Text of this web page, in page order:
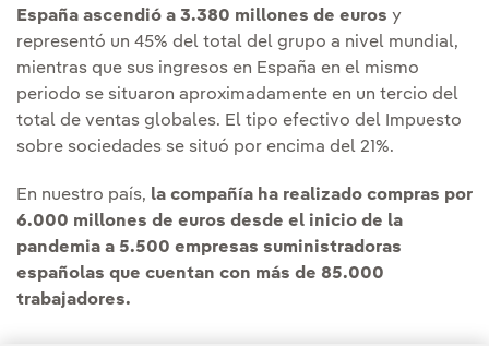
España ascendió a 3.380 millones de euros y
representó un 45% del total del grupo a nivel mundial,
mientras que sus ingresos en España en el mismo
periodo se situaron aproximadamente en un tercio del
total de ventas globales. El tipo efectivo del Impuesto
sobre sociedades se situó por encima del 21%.
En nuestro país, la compañía ha realizado compras por
6.000 millones de euros desde el inicio de la
pandemia a 5.500 empresas suministradoras
españolas que cuentan con más de 85.000
trabajadores.